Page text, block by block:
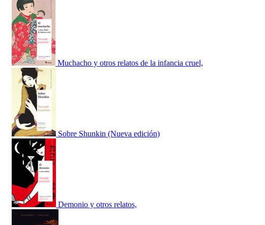
Muchacho y otros relatos de la infancia cruel,
Sobre Shunkin (Nueva edición)
Demonio y otros relatos,